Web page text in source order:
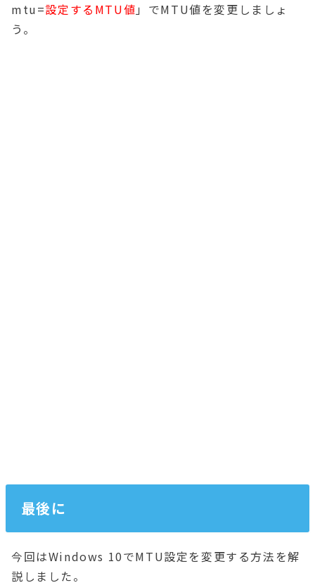
mtu=設定するMTU値 」でMTU値を変更しましょ
う。
最後に
今回はWindows 10でMTU設定を変更する方法を解
説しました。